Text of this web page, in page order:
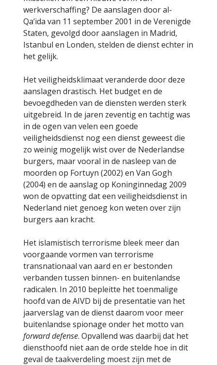
werkverschaffing? De aanslagen door al-
Qa’ida van 11 september 2001 in de Verenigde
Staten, gevolgd door aanslagen in Madrid,
Istanbul en Londen, stelden de dienst echter in
het gelijk.
Het veiligheidsklimaat veranderde door deze
aanslagen drastisch. Het budget en de
bevoegdheden van de diensten werden sterk
uitgebreid. In de jaren zeventig en tachtig was
in de ogen van velen een goede
veiligheidsdienst nog een dienst geweest die
zo weinig mogelijk wist over de Nederlandse
burgers, maar vooral in de nasleep van de
moorden op Fortuyn (2002) en Van Gogh
(2004) en de aanslag op Koninginnedag 2009
won de opvatting dat een veiligheidsdienst in
Nederland niet genoeg kon weten over zijn
burgers aan kracht.
Het islamistisch terrorisme bleek meer dan
voorgaande vormen van terrorisme
transnationaal van aard en er bestonden
verbanden tussen binnen- en buitenlandse
radicalen. In 2010 bepleitte het toenmalige
hoofd van de AIVD bij de presentatie van het
jaarverslag van de dienst daarom voor meer
buitenlandse spionage onder het motto van
forward defense. Opvallend was daarbij dat het
diensthoofd niet aan de orde stelde hoe in dit
geval de taakverdeling moest zijn met de